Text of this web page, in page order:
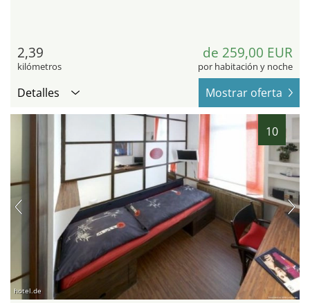
2,39
kilómetros
de 259,00 EUR
por habitación y noche
Detalles Mostrar oferta
10
hotel.de